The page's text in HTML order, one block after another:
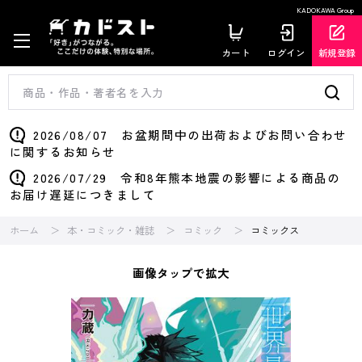
KADOKAWA Group
カート ログイン 新規登録
2026/08/07 お盆期間中の出荷およびお問い合わせ
に関するお知らせ
2026/07/29 令和8年熊本地震の影響による商品の
お届け遅延につきまして
ホーム 本・コミック・雑誌 コミック コミックス
画像タップで拡大